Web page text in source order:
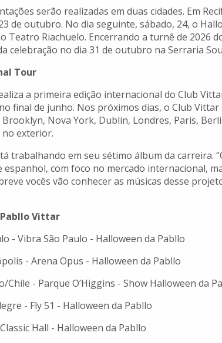
serão realizadas em duas cidades. Em
de outubro. No dia seguinte, sábado, 24, o
Teatro Riachuelo. Encerrando a turnê de 2026
celebração no dia 31 de outubro na Serraria
Tour
a primeira edição internacional do Club
final de junho. Nos próximos dias, o Club
Brooklyn, Nova York, Dublin, Londres, Paris,
no exterior.
trabalhando em seu sétimo álbum da carreira.
espanhol, com foco no mercado internacional,
vocês vão conhecer as músicas desse
Vittar
- Vibra São Paulo - Halloween da Pabllo
- Arena Opus - Halloween da Pabllo
Chile - Parque O’Higgins - Show Halloween da
- Fly 51 - Halloween da Pabllo
Hall - Halloween da Pabllo